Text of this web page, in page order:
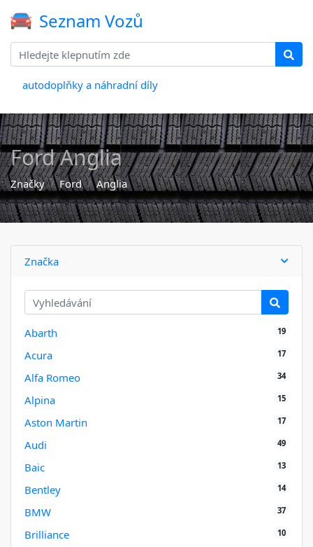
Seznam Vozů
autodoplňky a náhradní díly
Ford Anglia
Značky Ford Anglia
Značka
Abarth 19
Acura 17
Alfa Romeo 34
Alpina 15
Aston Martin 17
Audi 49
Baic 13
Bentley 14
BMW 37
Brilliance 10